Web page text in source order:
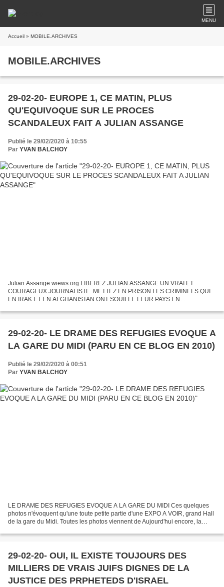
MENU
Accueil » MOBILE.ARCHIVES
MOBILE.ARCHIVES
29-02-20- EUROPE 1, CE MATIN, PLUS
QU'EQUIVOQUE SUR LE PROCES
SCANDALEUX FAIT A JULIAN ASSANGE
Publié le 29/02/2020 à 10:55
Par YVAN BALCHOY
Julian Assange wiews.org LIBEREZ JULIAN ASSANGE UN VRAI ET
COURAGEUX JOURNALISTE. METTEZ EN PRISON LES CRIMINELS QUI
EN IRAK ET EN AFGHANISTAN ONT SOUILLE LEUR PAYS EN
Europe 1, une fois de...
29-02-20- LE DRAME DES REFUGIES EVOQUE A
LA GARE DU MIDI (PARU EN CE BLOG EN 2010)
Publié le 29/02/2020 à 00:51
Par YVAN BALCHOY
LE DRAME DES REFUGIES EVOQUE A LA GARE DU MIDI Ces quelques
photos n'évoquent qu'une toute petite partie d'une EXPO A VOIR, grand Hall
de la gare du Midi. Toutes les photos viennent de Aujourd'hui encore, la
29-02-20- OUI, IL EXISTE TOUJOURS DES
MILLIERS DE VRAIS JUIFS DIGNES DE LA
JUSTICE DES PRPHETEDS D'ISRAEL